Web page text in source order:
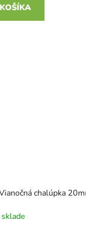
chalúpka
sklade